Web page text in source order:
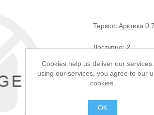
Термос Арктика
Доступно: 2
1 550,00 ₽
Cookies help us deliver our
using our services, you agree to our
cookies.
OK